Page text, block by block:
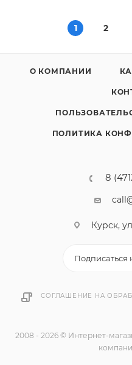
1 2
О КОМПАНИИ
ПОЛИТИКА
8
Курск,
Подписаться
СОГЛАШЕНИЕ НА
2008 - 2026 © Интернет-